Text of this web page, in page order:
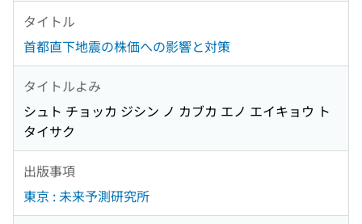
タイトル
首都直下地震の株価への影響と対策
タイトルよみ
シュト チョッカ ジシン ノ カブカ エノ エイキョウ ト
タイサク
出版事項
東京 : 未来予測研究所